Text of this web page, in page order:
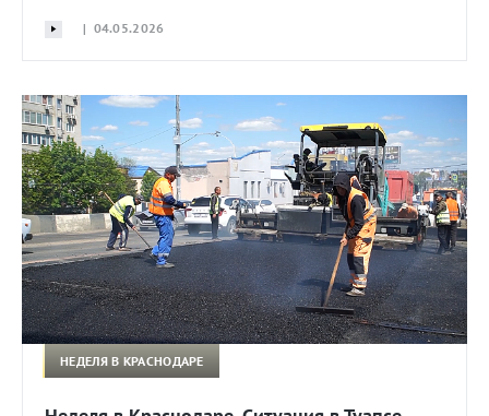
| 04.05.2026
НЕДЕЛЯ В КРАСНОДАРЕ